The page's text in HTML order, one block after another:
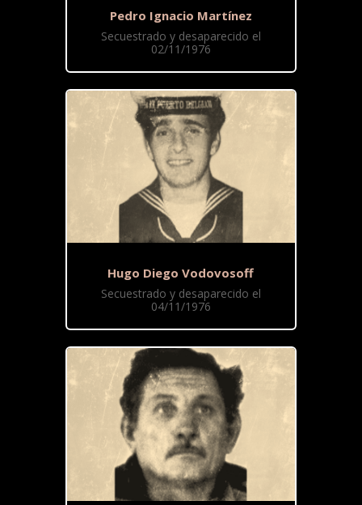
Pedro Ignacio Martínez
Secuestrado y desaparecido el
02/11/1976
Hugo Diego Vodovosoff
Secuestrado y desaparecido el
04/11/1976